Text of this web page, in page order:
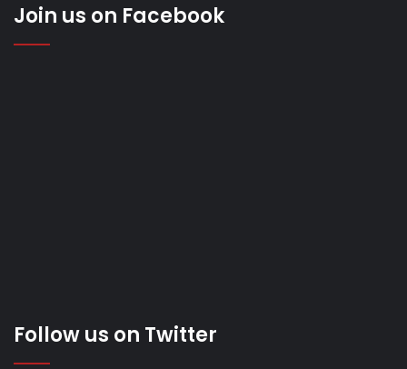
Join us on Facebook
Follow us on Twitter